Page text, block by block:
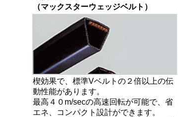
（マックスターウェッジベルト）
楔効果で、標準Vベルトの２倍以上の伝
動性能があります。
最高４０m/secの高速回転が可能で、省
エネ、コンパクト設計ができます。